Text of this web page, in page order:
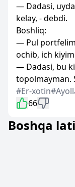
— Dadasi,
kelay, - debdi.
Boshliq:
— Pul
ochib, ich
— Dadasi, bu
topolmayman.
#Er-xotin
66
Boshqa